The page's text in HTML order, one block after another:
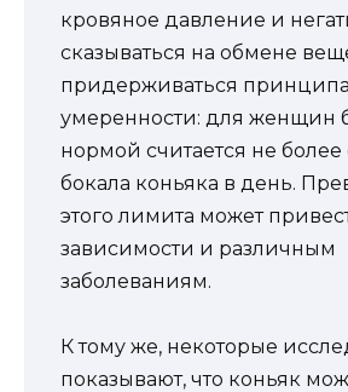
кровяное давление и
сказываться на обмене
придерживаться принципа
умеренности: для женщин
нормой считается не более
бокала коньяка в день.
этого лимита может
зависимости и различным
заболеваниям.
К тому же, некоторые
показывают, что коньяк